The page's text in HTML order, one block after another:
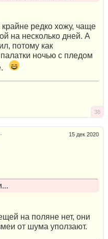
редко хожу, чаще
на несколько дней. А
потому как
ночью с пледом
38
15 дек 2020
на поляне нет, они
от шума уползают.